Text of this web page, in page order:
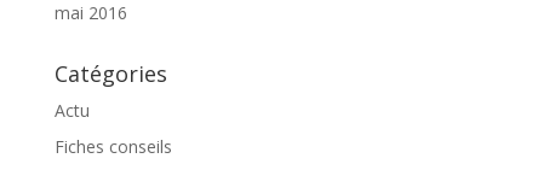
mai 2016
Catégories
Actu
Fiches conseils